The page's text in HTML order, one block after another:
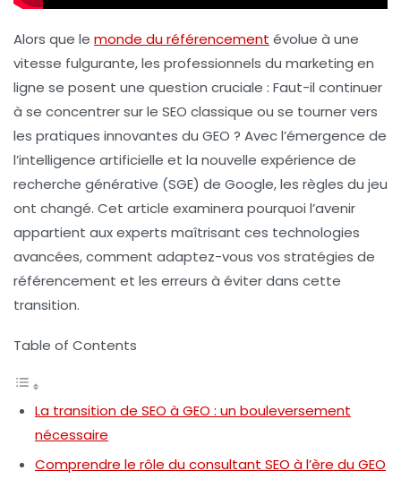
Alors que le monde du référencement évolue à une
vitesse fulgurante, les professionnels du marketing en
ligne se posent une question cruciale : Faut-il continuer
à se concentrer sur le SEO classique ou se tourner vers
les pratiques innovantes du GEO ? Avec l’émergence de
l’intelligence artificielle et la nouvelle expérience de
recherche générative (SGE) de Google, les règles du jeu
ont changé. Cet article examinera pourquoi l’avenir
appartient aux experts maîtrisant ces technologies
avancées, comment adaptez-vous vos stratégies de
référencement et les erreurs à éviter dans cette
transition.
Table of Contents
La transition de SEO à GEO : un bouleversement
nécessaire
Comprendre le rôle du consultant SEO à l’ère du GEO